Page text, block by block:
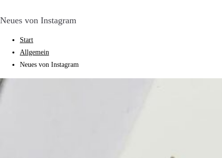
Neues von Instagram
Start
Allgemein
Neues von Instagram